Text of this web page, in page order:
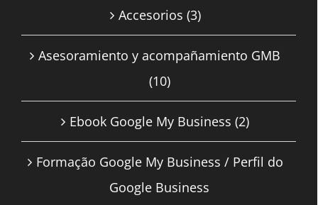
Accesorios (3)
Asesoramiento y acompañamiento GMB
(10)
Ebook Google My Business (2)
Formação Google My Business / Perfil do
Google Business